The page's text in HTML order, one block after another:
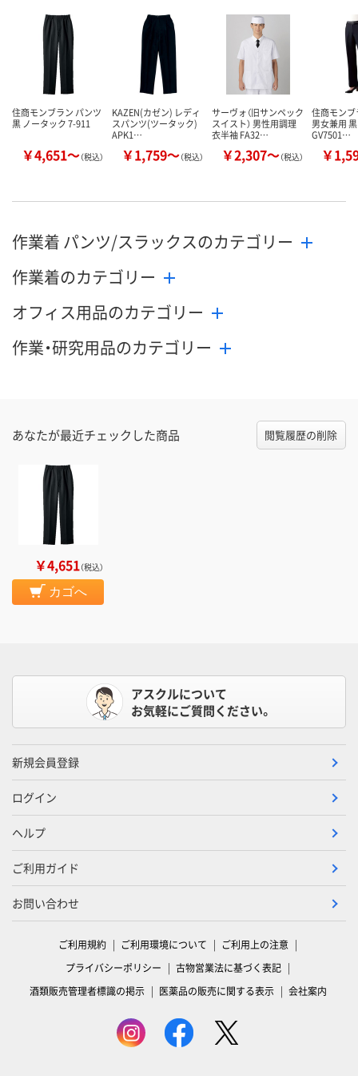
カゴへ カゴへ カ
住商モンブラン パンツ
黒 ノータック 7-911
￥4,651～（税込）
KAZEN(カゼン) レディ
スパンツ(ツータック)
APK1…
￥1,759～（税込）
サーヴォ（旧サンペック
スイスト） 男性用調理
衣半袖 FA32…
￥2,307～（税込）
住商モン
男女兼用
GV7501…
￥
作業着 パンツ/スラックスのカテゴリー
作業着のカテゴリー
オフィス用品のカテゴリー
作業・研究用品のカテゴリー
あなたが最近チェックした商品 閲覧履歴の削除
￥4,651（税込）
カゴへ
アスクルについて
お気軽にご質問ください。
新規会員登録
ログイン
ヘルプ
ご利用ガイド
お問い合わせ
ご利用規約 ご利用環境について
ご利用上の注意
プライバシーポリシー
古物営業法に基づく表記
酒類販売管理者標識の掲示
医薬品の販売に関する表示 会社案内